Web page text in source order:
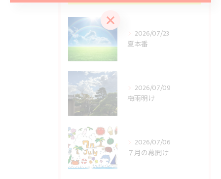
2026/07/23
夏本番
2026/07/09
梅雨明け
2026/07/06
７月の幕開け
お気軽にご相談ください